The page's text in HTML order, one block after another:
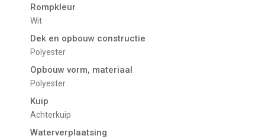
Rompkleur
Wit
Dek en opbouw constructie
Polyester
Opbouw vorm, materiaal
Polyester
Kuip
Achterkuip
Waterverplaatsing